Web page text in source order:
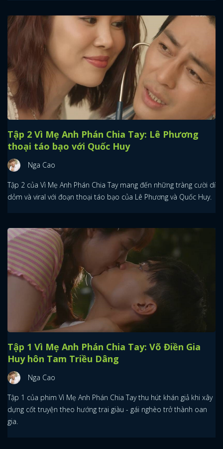
Tập 2 Vì Mẹ Anh Phán Chia Tay: Lê Phương
thoại táo bạo với Quốc Huy
Nga Cao
Tập 2 của Vì Mẹ Anh Phán Chia Tay mang đến những tràng cười dí
dỏm và viral với đoạn thoại táo bạo của Lê Phương và Quốc Huy.
Tập 1 Vì Mẹ Anh Phán Chia Tay: Võ Điền Gia
Huy hôn Tam Triều Dâng
Nga Cao
Tập 1 của phim Vì Mẹ Anh Phán Chia Tay thu hút khán giả khi xây
dựng cốt truyện theo hướng trai giàu - gái nghèo trở thành oan
gia.